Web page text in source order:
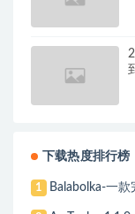
下载热度排行榜
1 Balabolka-一